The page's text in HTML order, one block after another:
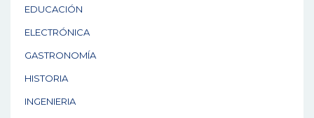
EDUCACIÓN
ELECTRÓNICA
GASTRONOMÍA
HISTORIA
INGENIERIA